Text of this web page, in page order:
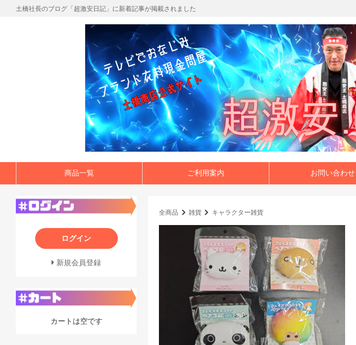
土橋社長のブログ「超激安日記」に新着記事が掲載されました
商品一覧 ご利用案内 お問い合わせ
全商品 雑貨 キャラクター雑貨
ログイン
新規会員登録
カートは空です